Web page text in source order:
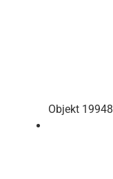
Objekt 19948